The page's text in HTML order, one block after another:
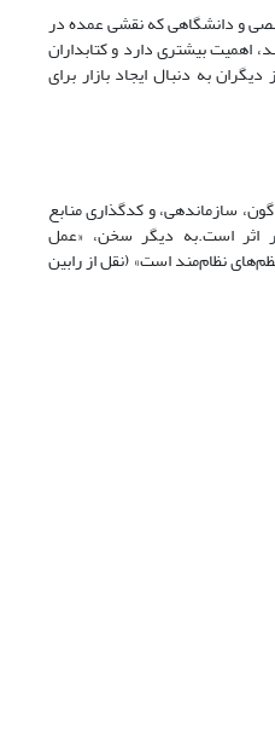
و دانشگاهی که نقشی عمده در
اهمیت بیشتری دارد و کتابداران
به دنبال ایجاد بازار برای
سازماندهی، و کدگذاری منابع
اثر است.به دیگر سخن، «عمل
نظام‌مند است» (نقل از رابین